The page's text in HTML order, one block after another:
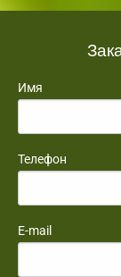
Имя
Телефон
E-mail